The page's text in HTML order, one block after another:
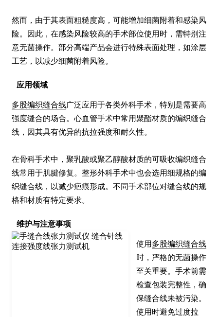
然而，由于其表面粗糙度高，可能增加细菌附着和感染风
险。因此，在感染风险较高的手术部位使用时，需特别注
意无菌操作。部分高端产品会进行特殊表面处理，如涂层
工艺，以减少细菌附着风险。
应用领域
多股编织缝合线广泛应用于各类外科手术，特别是需要高
强度缝合的场合。心血管手术中常用聚酯材质的编织缝合
线，因其具有优异的抗拉强度和耐久性。
在骨科手术中，聚乳酸或聚乙醇酸材质的可吸收编织缝合
线常用于肌腱修复。整形外科手术中也会选用细规格的编
织缝合线，以减少疤痕形成。不同手术部位对缝合线的规
格和材质有特定要求。
维护与注意事项
使用 多股编织缝合线
时，严格的无菌操作
至关重要。手术前需
检查包装完整性，确
保缝合线未被污染。
使用时避免过度拉